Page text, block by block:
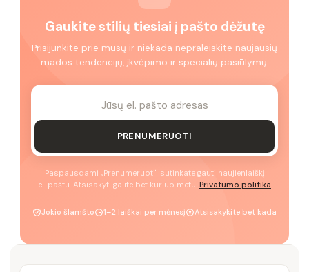
Gaukite stilių tiesiai į pašto dėžutę
Prisijunkite prie mūsų ir niekada nepraleiskite naujausių
mados tendencijų, įkvėpimo ir specialių pasiūlymų.
PRENUMERUOTI
Paspausdami „Prenumeruoti" sutinkate gauti naujienlaiškį
el. paštu. Atsisakyti galite bet kuriuo metu. Privatumo politika
Jokio šlamšto 1–2 laiškai per mėnesį Atsisakykite bet kada